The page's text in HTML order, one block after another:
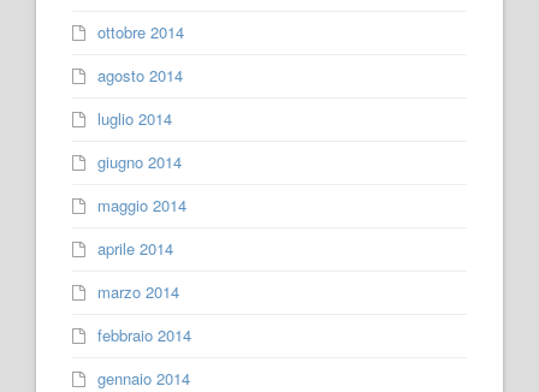
ottobre 2014
agosto 2014
luglio 2014
giugno 2014
maggio 2014
aprile 2014
marzo 2014
febbraio 2014
gennaio 2014